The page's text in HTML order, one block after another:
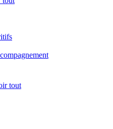
tout